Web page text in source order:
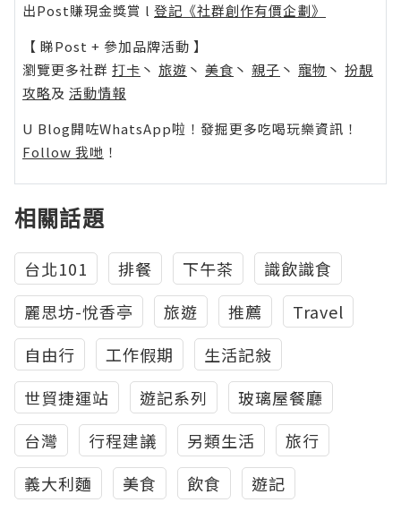
出Post賺現金獎賞 l 登記《社群創作有價企劃》
【 睇Post + 參加品牌活動 】
瀏覽更多社群 打卡 丶 旅遊 丶 美食 丶 親子 丶 寵物 丶 扮靚
攻略及 活動情報
U Blog開咗WhatsApp啦！發掘更多吃喝玩樂資訊！
Follow 我哋 ！
相關話題
台北101 排餐 下午茶
識飲識食
麗思坊-悅香亭
旅遊 推薦
Travel
自由行
工作假期
生活記敍
世貿捷運站
遊記系列
玻璃屋餐廳
台灣
行程建議 另類生活
旅行
義大利麵
美食 飲食 遊記